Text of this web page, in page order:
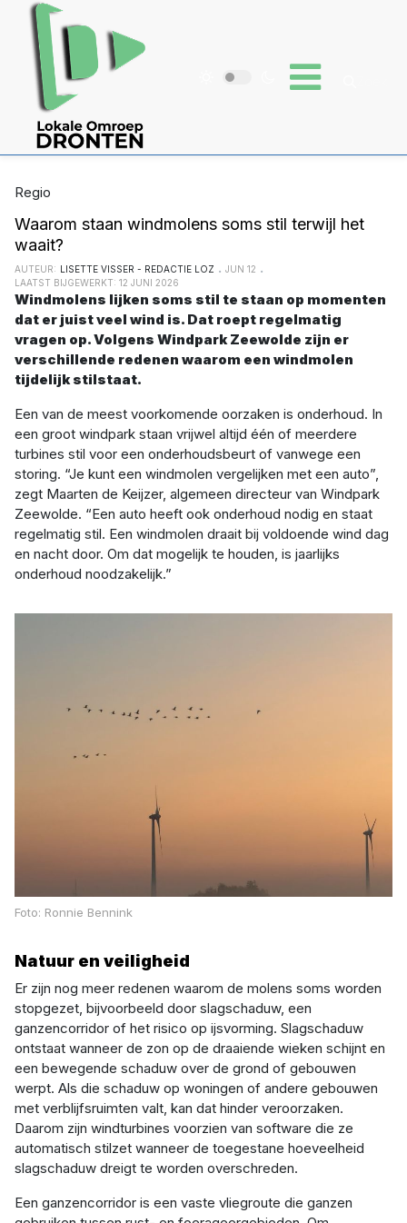
Regio
Waarom staan windmolens soms stil terwijl het
waait?
AUTEUR: LISETTE VISSER - REDACTIE LOZ
JUN 12
LAATST BIJGEWERKT: 12 JUNI 2026
Windmolens lijken soms stil te staan op momenten
dat er juist veel wind is. Dat roept regelmatig
vragen op. Volgens Windpark Zeewolde zijn er
verschillende redenen waarom een windmolen
tijdelijk stilstaat.
Een van de meest voorkomende oorzaken is onderhoud. In
een groot windpark staan vrijwel altijd één of meerdere
turbines stil voor een onderhoudsbeurt of vanwege een
storing. “Je kunt een windmolen vergelijken met een auto”,
zegt Maarten de Keijzer, algemeen directeur van Windpark
Zeewolde. “Een auto heeft ook onderhoud nodig en staat
regelmatig stil. Een windmolen draait bij voldoende wind dag
en nacht door. Om dat mogelijk te houden, is jaarlijks
onderhoud noodzakelijk.”
Foto: Ronnie Bennink
Natuur en veiligheid
Er zijn nog meer redenen waarom de molens soms worden
stopgezet, bijvoorbeeld door slagschaduw, een
ganzencorridor of het risico op ijsvorming. Slagschaduw
ontstaat wanneer de zon op de draaiende wieken schijnt en
een bewegende schaduw over de grond of gebouwen
werpt. Als die schaduw op woningen of andere gebouwen
met verblijfsruimten valt, kan dat hinder veroorzaken.
Daarom zijn windturbines voorzien van software die ze
automatisch stilzet wanneer de toegestane hoeveelheid
slagschaduw dreigt te worden overschreden.
Een ganzencorridor is een vaste vliegroute die ganzen